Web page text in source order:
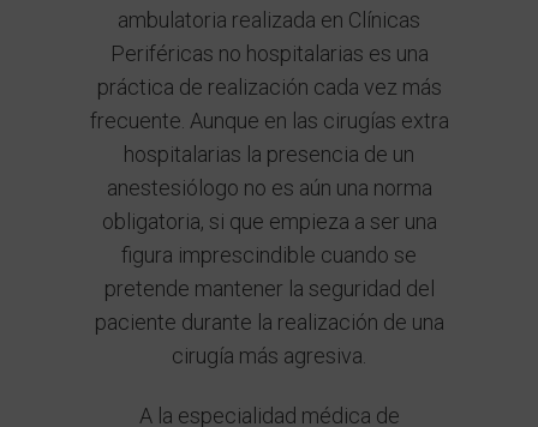
ambulatoria realizada en Clínicas
Periféricas no hospitalarias es una
práctica de realización cada vez más
frecuente. Aunque en las cirugías extra
hospitalarias la presencia de un
anestesiólogo no es aún una norma
obligatoria, si que empieza a ser una
figura imprescindible cuando se
pretende mantener la seguridad del
paciente durante la realización de una
cirugía más agresiva.
A la especialidad médica de